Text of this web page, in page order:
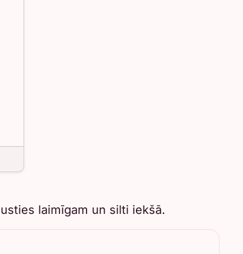
laimīgam un silti iekšā.